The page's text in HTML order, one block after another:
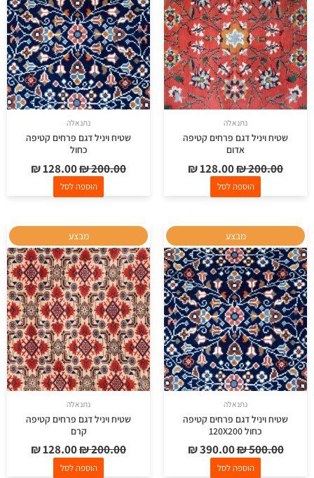
נתנאלה
שטיח ויניל דגם פרחים קטיפה
אדום
₪200.00
₪128.00
הוספה לסל
נתנאלה
שטיח ויניל דגם פרחים קטיפה
כחול
₪200.00
₪128.00
הוספה לסל
מבצע
נתנאלה
שטיח ויניל דגם פרחים קטיפה
כחול 120X200
₪500.00
המחיר
המקורי
היה:
₪ 500.00.
₪390.00
המחיר
הנוכחי
הוא:
₪ 390.00.
הוספה לסל
מבצע
נתנאלה
שטיח ויניל דגם פרחים קטיפה
קרם
₪200.00
המחיר
המקורי
היה:
₪ 200.00.
₪128.00
המחיר
הנוכחי
הוא:
₪ 128.00.
הוספה לסל